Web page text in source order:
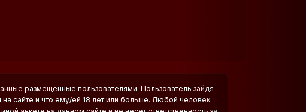
размещенные пользователями. Пользователь зайдя
на сайте и что ему/ей 18 лет или больше. Любой человек